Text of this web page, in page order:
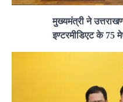
मुख्यमंत्री ने
इण्टरमीडिएट के 75